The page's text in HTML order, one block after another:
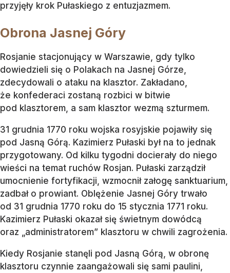
przyjęły krok Pułaskiego z entuzjazmem.
Obrona Jasnej Góry
Rosjanie stacjonujący w Warszawie, gdy tylko
dowiedzieli się o Polakach na Jasnej Górze,
zdecydowali o ataku na klasztor. Zakładano,
że konfederaci zostaną rozbici w bitwie
pod klasztorem, a sam klasztor wezmą szturmem.
31 grudnia 1770 roku wojska rosyjskie pojawiły się
pod Jasną Górą. Kazimierz Pułaski był na to jednak
przygotowany. Od kilku tygodni docierały do niego
wieści na temat ruchów Rosjan. Pułaski zarządził
umocnienie fortyfikacji, wzmocnił załogę sanktuarium,
zadbał o prowiant. Oblężenie Jasnej Góry trwało
od 31 grudnia 1770 roku do 15 stycznia 1771 roku.
Kazimierz Pułaski okazał się świetnym dowódcą
oraz „administratorem” klasztoru w chwili zagrożenia.
Kiedy Rosjanie stanęli pod Jasną Górą, w obronę
klasztoru czynnie zaangażowali się sami paulini,